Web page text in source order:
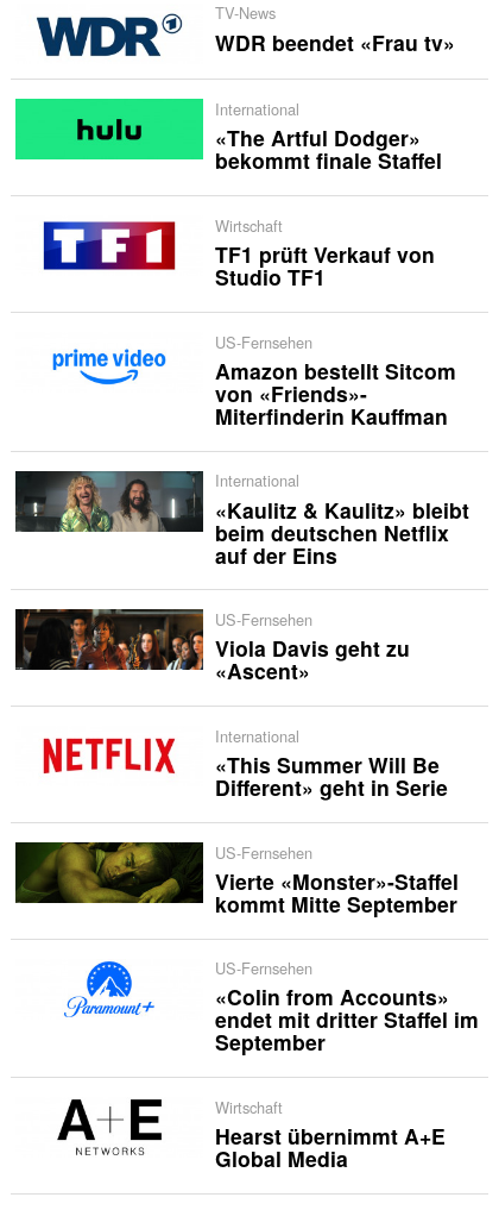
TV-News
WDR beendet «Frau tv»
International
«The Artful Dodger»
bekommt finale Staffel
Wirtschaft
TF1 prüft Verkauf von
Studio TF1
US-Fernsehen
Amazon bestellt Sitcom
von «Friends»-
Miterfinderin Kauffman
International
«Kaulitz & Kaulitz» bleibt
beim deutschen Netflix
auf der Eins
US-Fernsehen
Viola Davis geht zu
«Ascent»
International
«This Summer Will Be
Different» geht in Serie
US-Fernsehen
Vierte «Monster»-Staffel
kommt Mitte September
US-Fernsehen
«Colin from Accounts»
endet mit dritter Staffel im
September
Wirtschaft
Hearst übernimmt A+E
Global Media